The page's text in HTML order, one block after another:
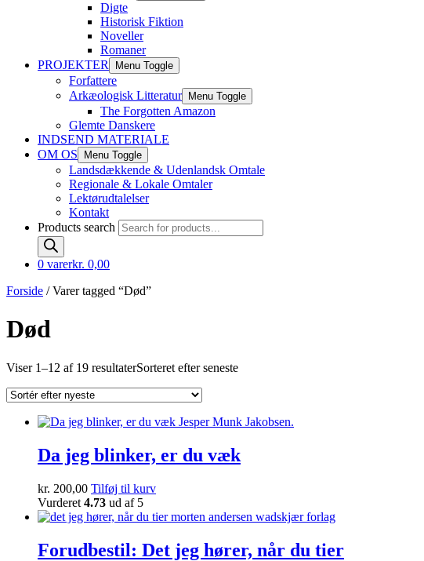
Digte
Historisk Fiktion
Noveller
Romaner
PROJEKTER
Menu Toggle
Forfattere
Arkæologisk Litteratur
Menu Toggle
The Forgotten Amazon
Glemte Danskere
INDSEND MATERIALE
OM OS
Menu Toggle
Landsdækkende & Udenlandsk Omtale
Regionale & Lokale Omtaler
Lektørudtalelser
Kontakt
Products search
0 varerkr. 0,00
Forside / Varer tagged “Død”
Død
Viser 1–12 af 19 resultaterSorteret efter seneste
Da jeg blinker, er du væk
kr. 200,00 Tilføj til kurv
Vurderet 4.73 ud af 5
Forudbestil: Det jeg hører, når du tier